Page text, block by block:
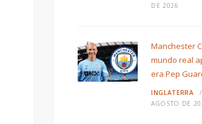
DE 2026
Manchester
mundo real
era Pep
INGLATERRA
AGOSTO DE